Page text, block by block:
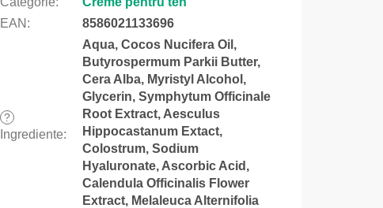
EAN : 8586021133696
?
Ingrediente:
Aqua, Cocos Nucifera Oil,
Butyrospermum Parkii Butter,
Cera Alba, Myristyl Alcohol,
Glycerin, Symphytum Officinale
Root Extract, Aesculus
Hippocastanum Extact,
Colostrum, Sodium
Hyaluronate, Ascorbic Acid,
Calendula Officinalis Flower
Extract, Melaleuca Alternifolia